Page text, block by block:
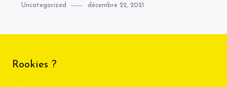
Category
Uncategorized
Posted
décembre 22, 2021
Rookies ?